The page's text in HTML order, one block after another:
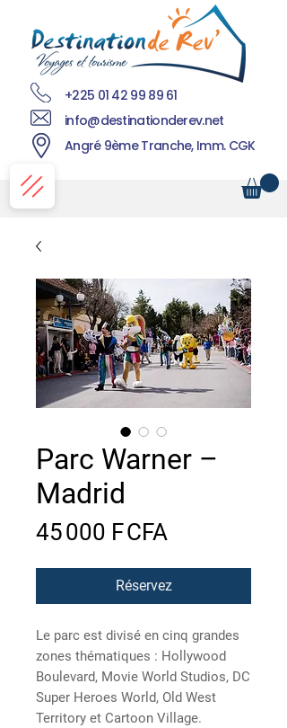
+225 01 42 99 89 61
info@destinationderev.net
Angré 9ème Tranche, Imm. CGK
Parc Warner –
Madrid
45 000 F CFA
Réservez
Le parc est divisé en cinq grandes
zones thématiques : Hollywood
Boulevard, Movie World Studios, DC
Super Heroes World, Old West
Territory et Cartoon Village.